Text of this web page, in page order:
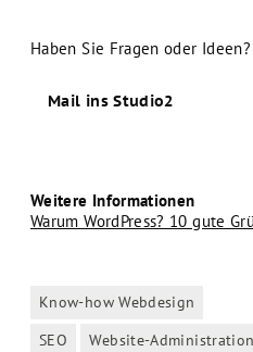
Haben Sie Fragen oder Ideen?
Mail ins Studio2
Weitere Informationen
Warum WordPress? 10 gute
Know-how Webdesign
SEO Website-Administration